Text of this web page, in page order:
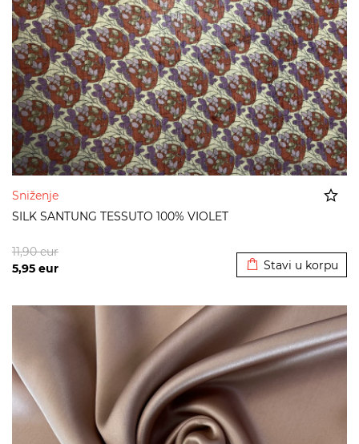
Sniženje
SILK SANTUNG TESSUTO 100% VIOLET
5,95 eur
11,90eur
Stavi u korpu